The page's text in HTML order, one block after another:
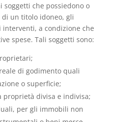
soggetti che possiedono o
un titolo idoneo, gli
a condizione che
spese. Tali soggetti sono:
di godimento quali
o superficie;
proprietà divisa e indivisa;
per gli immobili non